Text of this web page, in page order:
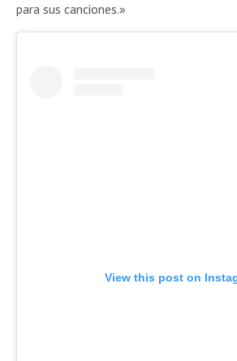
para sus canciones.»
View this post on